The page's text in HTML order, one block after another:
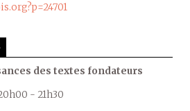
des textes fondateurs
- 21h30